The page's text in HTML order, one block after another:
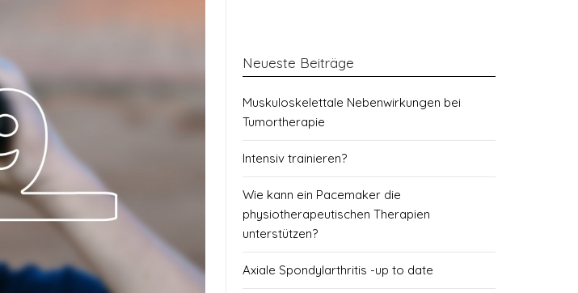
Neueste Beiträge
Muskuloskelettale Nebenwirkungen bei
Tumortherapie
Intensiv trainieren?
Wie kann ein Pacemaker die
physiotherapeutischen Therapien
unterstützen?
Axiale Spondylarthritis -up to date